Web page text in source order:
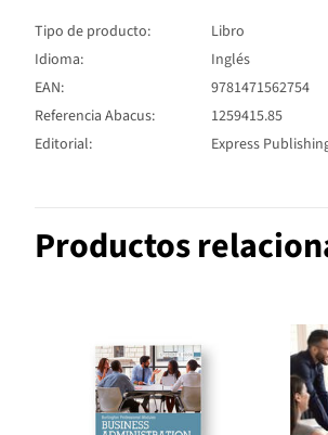
Tipo de producto:
Libro
Idioma:
Inglés
EAN:
9781471562754
Referencia Abacus:
1259415.85
Editorial:
Express
Productos